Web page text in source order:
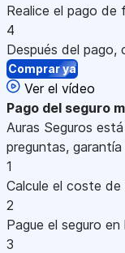
Realice el pago de
4
Después del pago,
Comprar ya
Ver el vídeo
Pago del seguro
Auras Seguros
preguntas,
1
Calcule el coste
2
Pague el seguro
3